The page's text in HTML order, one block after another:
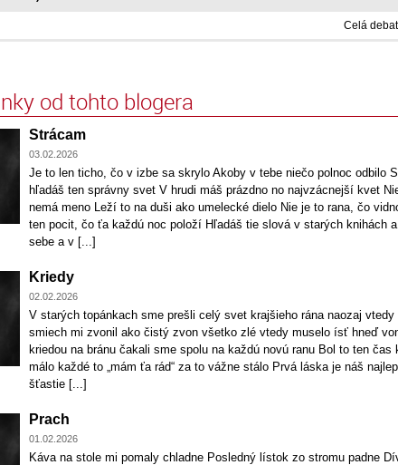
Celá
od tohto blogera
Strácam
03.02.2026
Je to len ticho, čo v izbe sa skrylo Akoby v tebe niečo polnoc odbilo
hľadáš ten správny svet V hrudi máš prázdno no najvzácnejší kvet
nemá meno Leží to na duši ako umelecké dielo Nie je to rana, čo
ten pocit, čo ťa každú noc položí Hľadáš tie slová v starých knihách
sebe a v [...]
Kriedy
02.02.2026
V starých topánkach sme prešli celý svet krajšieho rána naozaj vtedy
smiech mi zvonil ako čistý zvon všetko zlé vtedy muselo ísť hneď
kriedou na bránu čakali sme spolu na každú novú ranu Bol to ten čas
málo každé to „mám ťa rád“ za to vážne stálo Prvá láska je náš
šťastie [...]
Prach
01.02.2026
Káva na stole mi pomaly chladne Posledný lístok zo stromu padne